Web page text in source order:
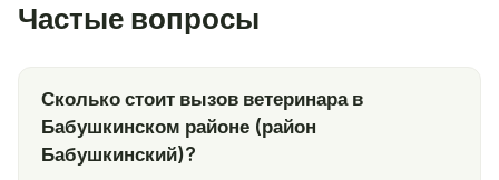
Частые вопросы
Сколько стоит вызов ветеринара в
Бабушкинском районе (район
Бабушкинский)?